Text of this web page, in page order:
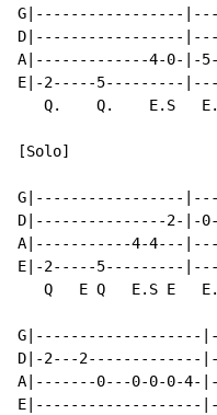
G|-----------------
D|-----------------
A|-------------4-0-|-
E|-2-----5---------
Q.    Q.    E.S
[Solo]
G|-----------------
D|---------------2-|-
A|-----------4-4---
E|-2-----5---------
Q   E Q   E.S E
D|-2---
A|-------0---0-0-0-
E|-------------------